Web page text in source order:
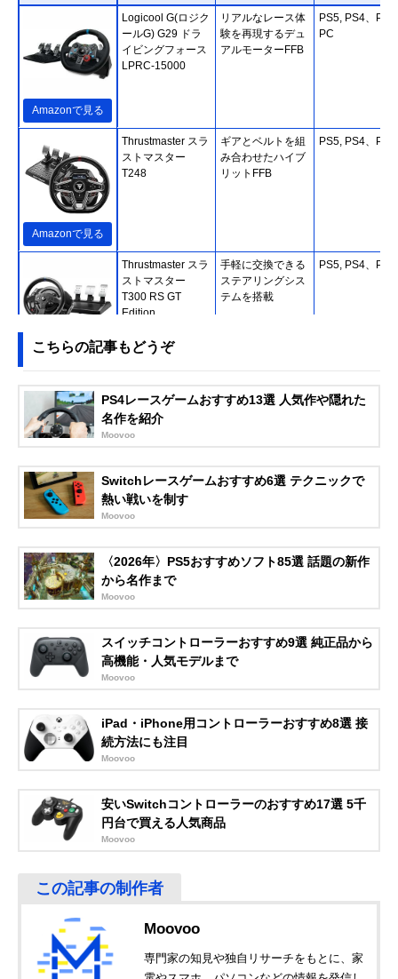
Amazonで見る
Logicool G(ロジク
ールG) G29 ドラ
イビングフォース
LPRC-15000
リアルなレース体
験を再現するデュ
アルモーターFFB
PS5, PS4、
PC
Amazonで見る
Thrustmaster スラ
ストマスター
T248
ギアとベルトを組
み合わせたハイブ
リットFFB
PS5, PS4、PC
Amazonで見る
Thrustmaster スラ
ストマスター
T300 RS GT
Edition
手軽に交換できる
ステアリングシス
テムを搭載
PS5, PS4、PC
Amazonで見る
ール G) G923d
TRUEFORCEレー
シングホイール
世代型FFBシステ
Amazonで見る
Thrustmaster スラ
ストマスター T-
Amazonで見る
ンドル
ブハンコンのエン
レーシングホイー
ル G-PRW-001
ー向けに開発され
たハンコン
HORI(ホリ) レー
イペックス for
PlayStation SPF-
004
オカートレーシン
グホイール DX for
Nintendo Switch
作でマリオカート
がより楽しめる
Amazonで見る
HORI(ホリ) マリ
グホイール for
NSW-204
こちらの記事もどうぞ
PS4レースゲームおすすめ13選 人気作や隠れた
名作を紹介
Moovoo
Switchレースゲームおすすめ6選 テクニックで
熱い戦いを制す
Moovoo
〈2026年〉PS5おすすめソフト85選 話題の新作
から名作まで
Moovoo
スイッチコントローラーおすすめ9選 純正品から
高機能・人気モデルまで
Moovoo
iPad・iPhone用コントローラーおすすめ8選 接
続方法にも注目
Moovoo
安いSwitchコントローラーのおすすめ17選 5千
円台で買える人気商品
Moovoo
Moovoo
専門家の知見や独自リサーチをもとに、家